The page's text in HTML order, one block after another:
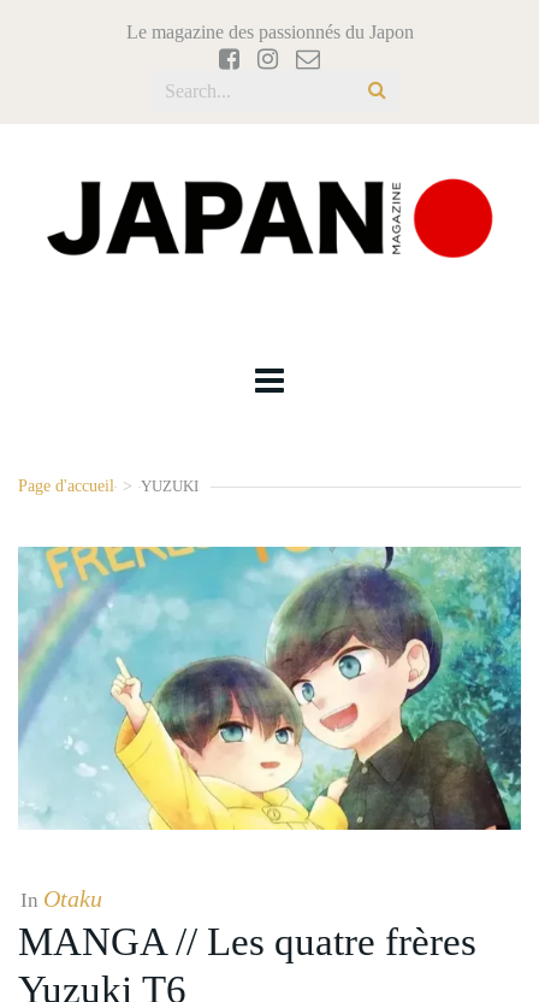
Le magazine des passionnés du Japon
Page d'accueil > YUZUKI
In Otaku
MANGA // Les quatre frères
Yuzuki T6